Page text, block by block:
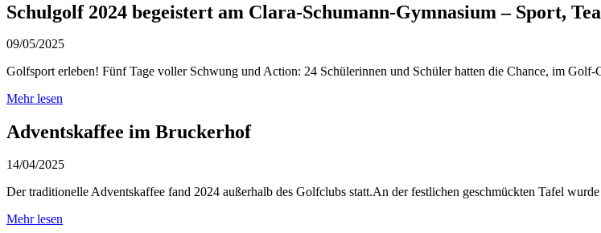
Schulgolf 2024 begeistert am Clara-Schumann-Gymnasium – Sport,
09/05/2025
Golfsport erleben! Fünf Tage voller Schwung und Action: 24 Schülerinnen und Schüler hatten die Chance, im Golf-
Mehr lesen
Adventskaffee im Bruckerhof
14/04/2025
Der traditionelle Adventskaffee fand 2024 außerhalb des Golfclubs statt.An der festlichen geschmückten Tafel
Mehr lesen